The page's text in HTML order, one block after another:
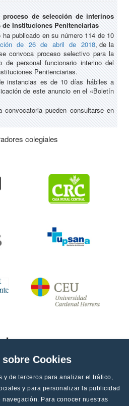
Cookies
y de terceros para analizar el tráfico,
y para personalizar la publicidad
Para conocer nuestras
proceso de selección de interinos
Instituciones Penitenciarias
publicado en su número 114 de 10
de 26 de abril de 2018, de la
convoca proceso selectivo para la
personal funcionario interino del
Penitenciarias.
instancias es de 10 días hábiles a
de este anuncio en el «Boletín
pueden consultarse en
colegiales